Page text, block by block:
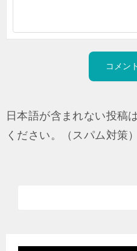
日本語が含まれない投稿
ください。（スパム対策）